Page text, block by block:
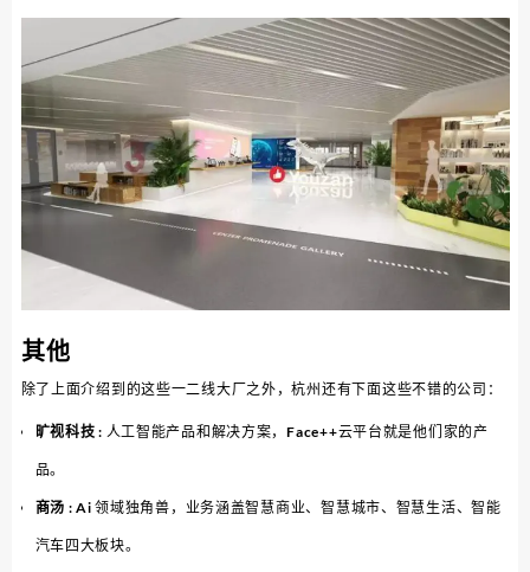
其他
除了上面介绍到的这些一二线大厂之外，杭州还有下面这些不错的公司：
旷视科技 : 人工智能产品和解决方案，Face++云平台就是他们家的产
品。
商汤 : Ai 领域独角兽，业务涵盖智慧商业、智慧城市、智慧生活、智能
汽车四大板块。